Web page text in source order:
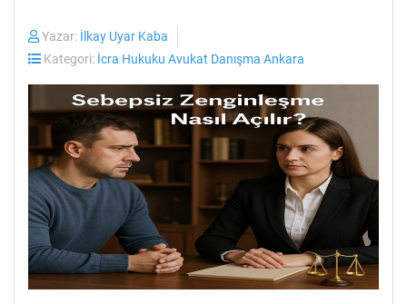
Yazar: İlkay Uyar Kaba
Kategori: İcra Hukuku Avukat Danışma Ankara